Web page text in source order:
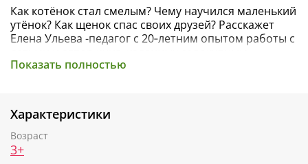
Как котёнок стал смелым? Чему научился маленький
утёнок? Как щенок спас своих друзей? Расскажет
Елена Ульева -педагог с 20‑летним опытом работы с
тиражом более 10,5 млн экземпляров.
которые научат
малыша преодолевать трудности, верить в
собственные силы и ценить настоящую дружбу.
Показать полностью
Характеристики
Возраст
3+